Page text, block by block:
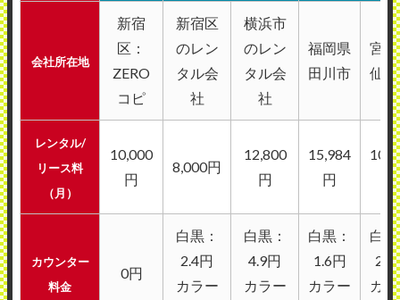
会社所在地
新宿
区：
ZERO
コピ
新宿区
のレン
タル会
社
横浜市
のレン
タル会
社
福岡県
田川市
宮
仙
レンタル/
リース料
（月）
10,000
円
8,000円
12,800
円
15,984
円
円
カウンター
料金
0円
白黒：
2.4円
カラー
白黒：
4.9円
カラー
白黒：
1.6円
カラー
白
2.1
カ